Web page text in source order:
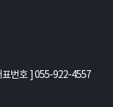
표번호 ] 055-922-4557